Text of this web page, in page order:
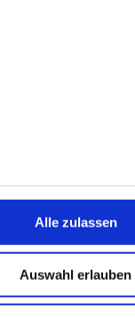
Alle zulassen
Auswahl erlauben
-
es nicht schon